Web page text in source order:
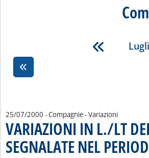
25/07/2000 - Compagnie - Variazioni
VARIAZIONI IN L./LT
SEGNALATE NEL